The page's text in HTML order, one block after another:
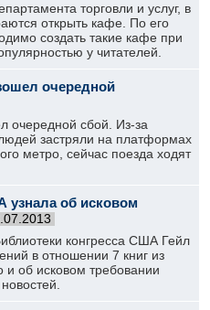
торговли и услуг, в
открыть кафе. По его
создать такие кафе при
у читателей.
очередной
очередной сбой. Из-за
застряли на платформах
метро, сейчас поезда ходят
узнала об исковом
конгресса США Гейл
в отношении 7 книг из
об исковом требовании